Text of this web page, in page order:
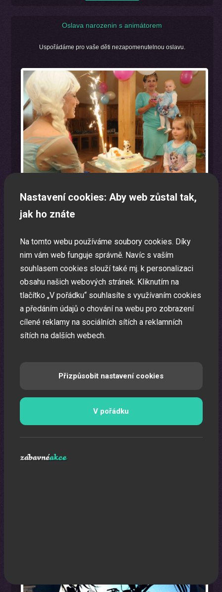
Oslava narozenin s animátorem
Uspořádáme pro vaše děti nezapomenutelnou oslavu.
Pomocí laserů Vám vytvoříme exkluzivní laser show.
Nastavení cookies: Aby web zůstal tak,
jak ho znáte
Na tomto webu používáme soubory cookies. Díky
nim vám web funguje správně. Navíc s vaším
souhlasem cookies slouží také mj. k personalizaci
obsahu našich webových stránek. Kliknutím na
tlačítko „V pořádku“ souhlasíte s využívaním cookies
a předáním údajů o chování na webu pro zobrazení
cílené reklamy na sociálních sítích a reklamních
sítích na dalších webech.
Přizpůsobit nastavení cookies
V pořádku